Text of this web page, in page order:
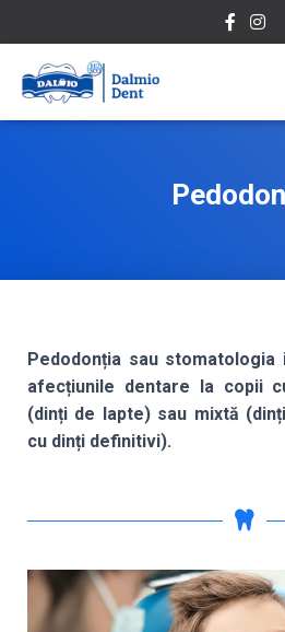
Pedodonția sau
afecțiunile dentare la copii
(dinți de lapte) sau mixtă
cu dinți definitivi).